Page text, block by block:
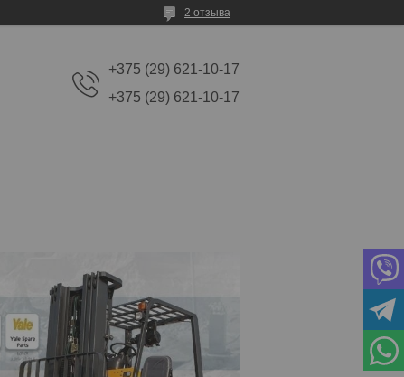
2 отзыва
+375 (29) 621-10-17
+375 (29) 621-10-17